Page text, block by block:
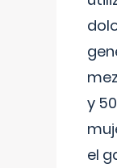
y
el